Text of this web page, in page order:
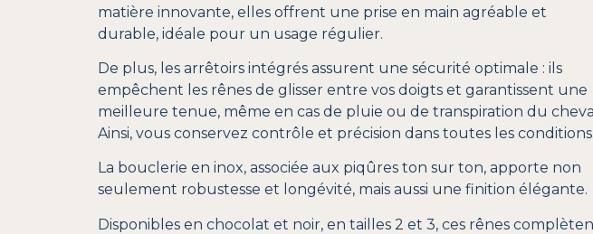
matière innovante, elles offrent une prise en main agréable et
durable, idéale pour un usage régulier.
De plus, les arrêtoirs intégrés assurent une sécurité optimale : ils
empêchent les rênes de glisser entre vos doigts et garantissent une
meilleure tenue, même en cas de pluie ou de transpiration du
Ainsi, vous conservez contrôle et précision dans toutes les conditions.
La bouclerie en inox, associée aux piqûres ton sur ton, apporte non
seulement robustesse et longévité, mais aussi une finition élégante.
Disponibles en chocolat et noir, en tailles 2 et 3, ces rênes